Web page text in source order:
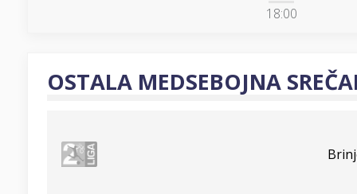
18:00
OSTALA MEDSEBOJNA